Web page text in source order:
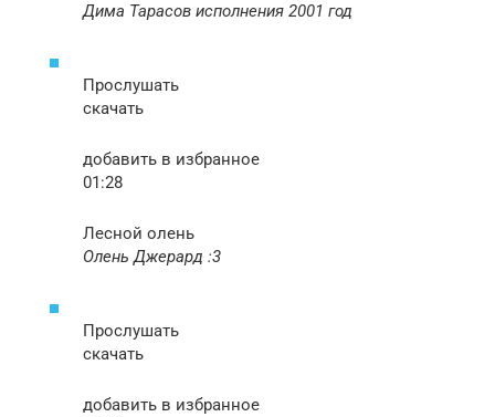
Дима Тарасов исполнения 2001 год
Прослушать
скачать
добавить в избранное
01:28
Лесной олень
Олень Джерард :3
Прослушать
скачать
добавить в избранное